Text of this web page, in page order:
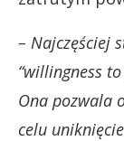
– Najczęściej
“willingness
Ona pozwala
celu